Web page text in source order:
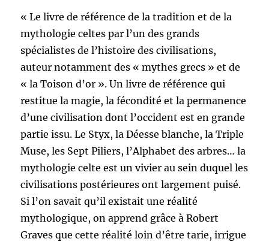
« Le livre de référence de la tradition et de la
mythologie celtes par l’un des grands
spécialistes de l’histoire des civilisations,
auteur notamment des « mythes grecs » et de
« la Toison d’or ». Un livre de référence qui
restitue la magie, la fécondité et la permanence
d’une civilisation dont l’occident est en grande
partie issu. Le Styx, la Déesse blanche, la Triple
Muse, les Sept Piliers, l’Alphabet des arbres… la
mythologie celte est un vivier au sein duquel les
civilisations postérieures ont largement puisé.
Si l’on savait qu’il existait une réalité
mythologique, on apprend grâce à Robert
Graves que cette réalité loin d’être tarie, irrigue